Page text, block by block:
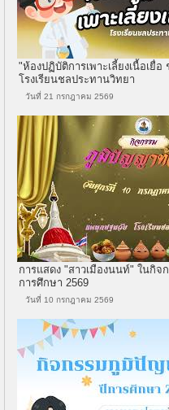
"ห้องปฏิบัติการเพาะเลี้ยงเนื้อเยื่อ
โรงเรียนชลประทานวิทยา
วันที่ 21 กรกฎาคม 2569
การแสดง "สาวเมืองนนท์" ในกิ
การศึกษา 2569
วันที่ 10 กรกฎาคม 2569